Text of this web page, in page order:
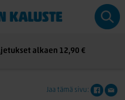
alkaen 12,90 €
Jaa tämä sivu: